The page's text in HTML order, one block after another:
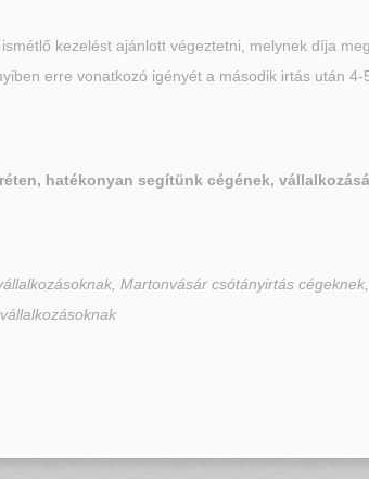
ismétlő kezelést ajánlott végeztetni, melynek díja
erre vonatkozó igényét a második irtás után 4-
hatékonyan segítünk cégének,
Martonvásár csótányirtás
vállalkozásoknak